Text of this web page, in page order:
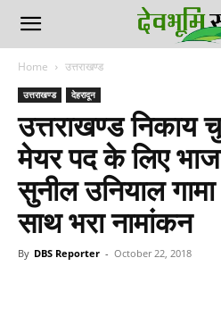
Home उत्तराखण्ड
उत्तराखण्ड देहरादून
उत्तराखण्ड निकाय
मेयर पद के लिए
सुनील उनियाल
साथ भरा नामांकन
By DBS Reporter - October 22, 2018